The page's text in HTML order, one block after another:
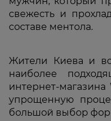
свежесть и
составе ментола.
Жители Киева и
наиболее
интернет-
упрощенную
большой выбор